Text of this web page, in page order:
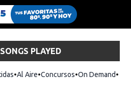
PLAYED
Al Aire Concursos On Demand